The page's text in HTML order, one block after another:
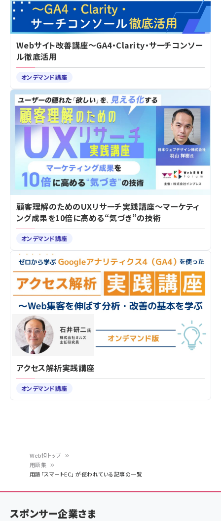
ン
く
Web担トップ
用語集
用語「スマートEC」 が使われている記事の一覧
Webサイト改善講座～GA4・Clarity・サーチコンソー
ル徹底活用
オンデマンド講座
顧客理解のためのUXリサーチ実践講座～マーケティ
ング成果を10倍に高める“気づき”の技術
オンデマンド講座
アクセス解析実践講座
オンデマンド講座
スポンサー企業さま